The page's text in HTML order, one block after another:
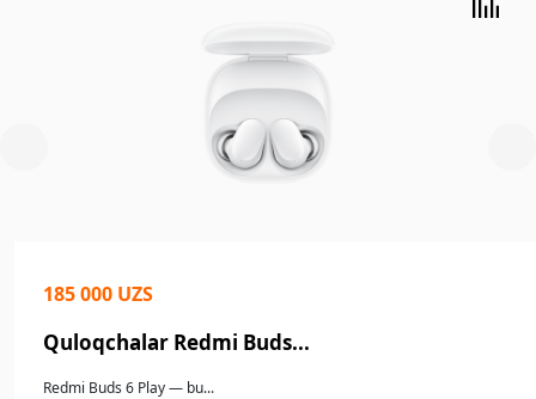
185 000 UZS
Quloqchalar Redmi Buds...
Redmi Buds 6 Play — bu...